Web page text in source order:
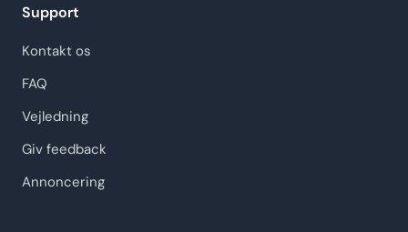
Support
Kontakt os
FAQ
Vejledning
Giv feedback
Annoncering